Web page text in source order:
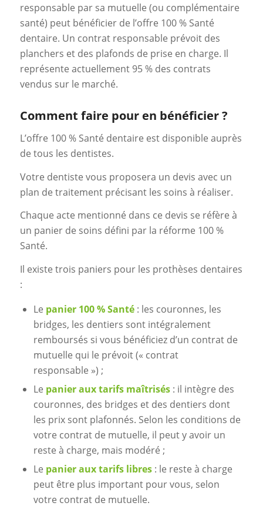
responsable par sa mutuelle (ou complémentaire
santé) peut bénéficier de l’offre 100 % Santé
dentaire. Un contrat responsable prévoit des
planchers et des plafonds de prise en charge. Il
représente actuellement 95 % des contrats
vendus sur le marché.
Comment faire pour en bénéficier ?
L’offre 100 % Santé dentaire est disponible auprès
de tous les dentistes.
Votre dentiste vous proposera un devis avec un
plan de traitement précisant les soins à réaliser.
Chaque acte mentionné dans ce devis se réfère à
un panier de soins défini par la réforme 100 %
Santé.
Il existe trois paniers pour les prothèses dentaires
:
Le panier 100 % Santé: les couronnes, les
bridges, les dentiers sont intégralement
remboursés si vous bénéficiez d’un contrat de
mutuelle qui le prévoit (« contrat
responsable ») ;
Le panier aux tarifs maîtrisés: il intègre des
couronnes, des bridges et des dentiers dont
les prix sont plafonnés. Selon les conditions de
votre contrat de mutuelle, il peut y avoir un
reste à charge, mais modéré ;
Le panier aux tarifs libres: le reste à charge
peut être plus important pour vous, selon
votre contrat de mutuelle.